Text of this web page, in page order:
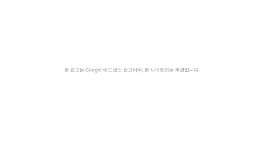
본 광고는 Google 애드센스 광고이며, 본 사이트와는 무관합니다.